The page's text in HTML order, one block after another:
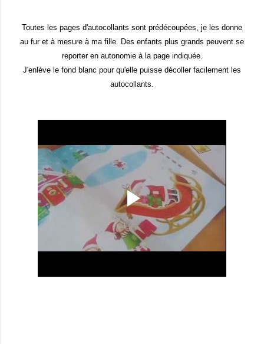
Toutes les pages d'autocollants sont prédécoupées, je les donne
au fur et à mesure à ma fille. Des enfants plus grands peuvent se
reporter en autonomie à la page indiquée.
J'enlève le fond blanc pour qu'elle puisse décoller facilement les
autocollants.